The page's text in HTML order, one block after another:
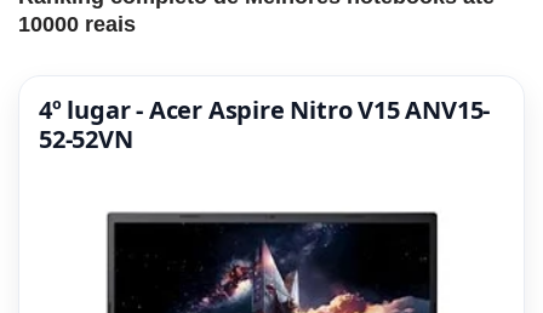
10000 reais
4º lugar - Acer Aspire Nitro V15 ANV15-
52-52VN